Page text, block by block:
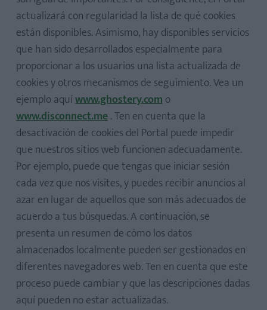
actualizará con regularidad la lista de qué cookies
están disponibles. Asimismo, hay disponibles servicios
que han sido desarrollados especialmente para
proporcionar a los usuarios una lista actualizada de
cookies y otros mecanismos de seguimiento. Vea un
ejemplo aquíwww.ghostery.como
www.disconnect.me. Ten en cuenta que la
desactivación de cookies del Portal puede impedir
que nuestros sitios web funcionen adecuadamente.
Por ejemplo, puede que tengas que iniciar sesión
cada vez que nos visites, y puedes recibir anuncios al
azar en lugar de aquellos que son más adecuados de
acuerdo a tus búsquedas. A continuación, se
presenta un resumen de cómo los datos
almacenados localmente pueden ser gestionados en
diferentes navegadores web. Ten en cuenta que este
proceso puede cambiar y que las descripciones dadas
aquí pueden no estar actualizadas.